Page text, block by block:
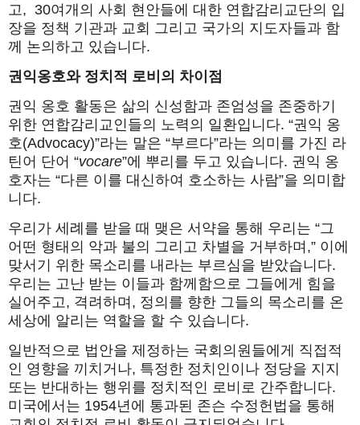
고, 30여개의 사회 현안들에 대한 연합감리교단의 입
장을 정책 기관과 교회 그리고 국가의 지도자들과 함
께 논의하고 있습니다.
권익옹호와 정치적 로비의 차이점
권익 옹호 활동은 삶의 신성함과 존엄성을 존중하기
위한 연합감리교인들의 노력의 일환입니다. “권익 옹
호(Advocacy)”라는 말은 “부르다”라는 의미를 가진 라
틴어 단어 “vocare”에 뿌리를 두고 있습니다. 권익 옹
호자는 “다른 이를 대신하여 호소하는 사람”을 의미합
니다.
우리가 세례를 받을 때 맺은 서약을 통해 우리는 “그
어떤 형태의 악과 불의 그리고 차별을 거부하며,” 이에
맞서기 위한 목소리를 내라는 부르심을 받았습니다.
우리는 고난 받는 이들과 함께함으로 그들에게 힘을
실어주고, 격려하며, 정의를 향한 그들의 목소리를 온
세상에 알리는 역할을 할 수 있습니다.
일반적으로 법안을 제정하는 국회의원들에게 직접적
인 영향을 끼치거나, 특정한 정치인이나 정당을 지지
또는 반대하는 행위를 정치적인 로비로 간주합니다.
미국에서는 1954년에 통과된 존슨 수정헌법을 통해